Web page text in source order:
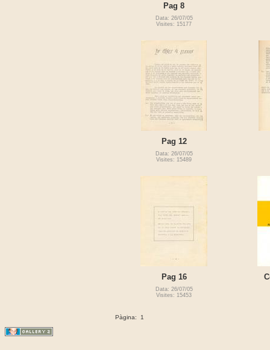
Pag 8
Data: 26/07/05
Visites: 15177
Pag 12
Data: 26/07/05
Visites: 15489
Pag 16
Data: 26/07/05
Visites: 15453
Pàgina: 1